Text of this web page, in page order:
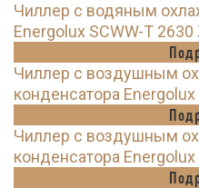
Чиллер с водяным
Energolux SCWW-T 2630
Чиллер с воздушным
конденсатора Energolux
Чиллер с воздушным
конденсатора Energolux